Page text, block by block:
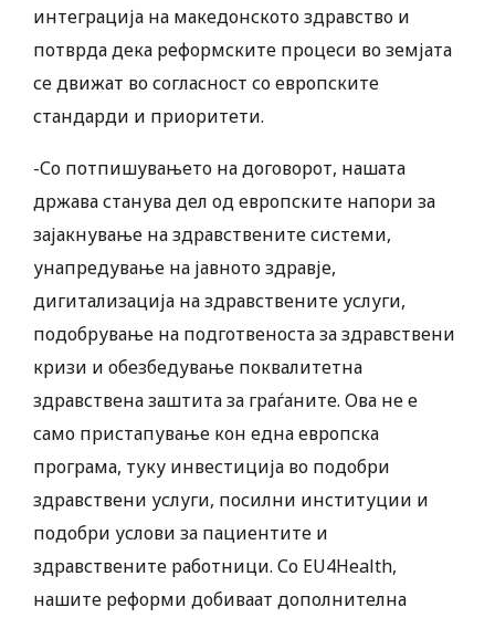
интеграција на македонското здравство и
потврда дека реформските процеси во земјата
се движат во согласност со европските
стандарди и приоритети.
-Со потпишувањето на договорот, нашата
држава станува дел од европските напори за
зајакнување на здравствените системи,
унапредување на јавното здравје,
дигитализација на здравствените услуги,
подобрување на подготвеноста за здравствени
кризи и обезбедување поквалитетна
здравствена заштита за граѓаните. Ова не е
само пристапување кон една европска
програма, туку инвестиција во подобри
здравствени услуги, посилни институции и
подобри услови за пациентите и
здравствените работници. Со EU4Health,
нашите реформи добиваат дополнителна